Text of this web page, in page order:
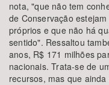
nota, "que não tem
de Conservação
próprios e que não há
sentido". Ressaltou
anos, R$ 171 milhões
nacionais. Trata-se de
recursos, mas que